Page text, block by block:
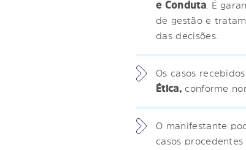
e Conduta. É
de gestão e
das decisões.
Os casos
Ética, conforme
O manifestante
casos